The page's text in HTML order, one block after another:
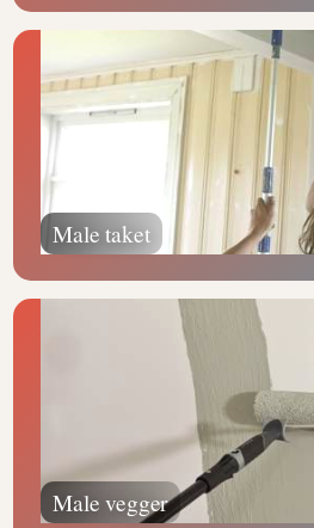
Male taket
Male vegger